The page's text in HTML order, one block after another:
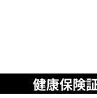
健康保険